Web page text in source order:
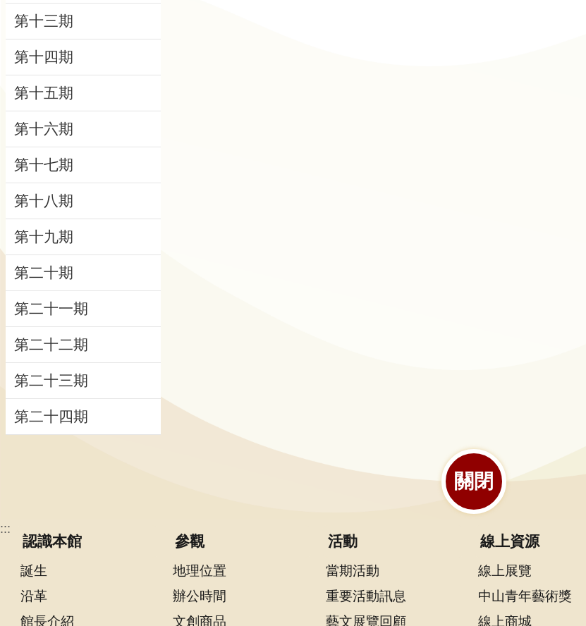
便
民
務
研
究
典
藏
性
別
平
等
政
府
資
訊
公
開
及
訊
安
全
第十三期
第十四期
第十五期
第十六期
第十七期
第十八期
第十九期
第二十期
第二十一期
第二十二期
第二十三期
第二十四期
關閉
:::
認識本館
誕生
沿革
館長介紹
參觀
地理位置
辦公時間
文創商品
活動
當期活動
重要活動訊息
藝文展覽回顧
線上資源
線上展覽
中山青年藝術獎
線上商城